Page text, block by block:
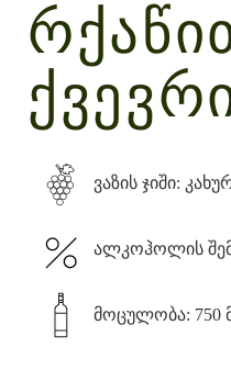
ვაზის ჯიში:
ალკოჰოლის
მოცულობა: 750